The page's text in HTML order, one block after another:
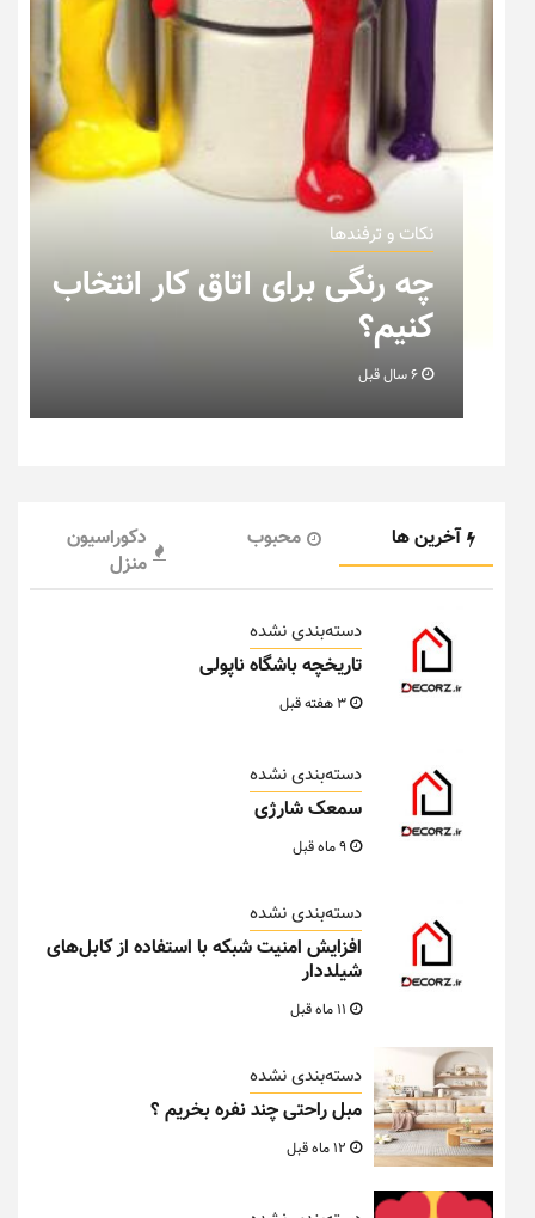
نکات و ترفندها
نکاتی که باید به هنگام چیدمان
خانه عروس بدانیم + تصویر
آخرین ها محبوب
دکوراسیون
منزل
دسته‌بندی نشده
تاریخچه باشگاه ناپولی
دسته‌بندی نشده
سمعک شارژی
دسته‌بندی نشده
افزایش امنیت شبکه با استفاده از کابل‌های
شیلددار
دسته‌بندی نشده
مبل راحتی چند نفره بخریم ؟